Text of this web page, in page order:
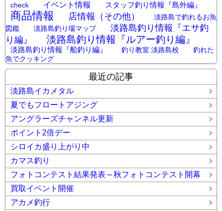
check イベント情報 スタッフ釣り情報『島外編』
商品情報 店情報（その他）
淡路島で釣れるお魚
図鑑
淡路島釣り場マップ
淡路島釣り情報『エサ釣
り編』
淡路島釣り情報『ルアー釣り編』
淡路島釣り情報『船釣り編』 釣り教室 淡路島校
釣れた
魚でクッキング
最近の記事
淡路島イカメタル
夏でもフロートアジング
アングラーズチャンネル更新
ポイント2倍デー
シロイカ盛り上がり中
カマス釣り
フォトコンテスト結果発表～秋フォトコンテスト開幕
買取イベント開催
アカメ釣行